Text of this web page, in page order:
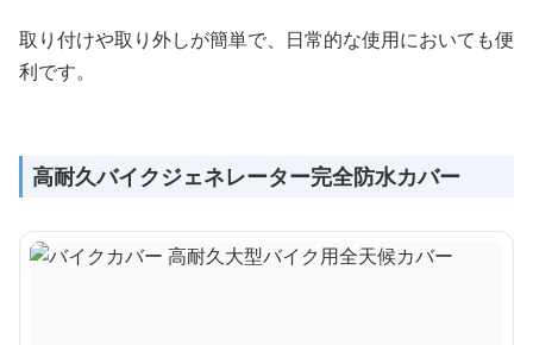
取り付けや取り外しが簡単で、日常的な使用においても便
利です。
高耐久バイクジェネレーター完全防水カバー